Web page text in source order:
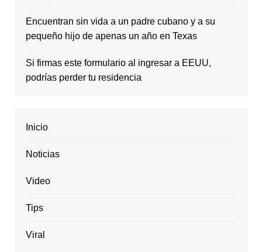
Encuentran sin vida a un padre cubano y a su
pequeño hijo de apenas un año en Texas
Si firmas este formulario al ingresar a EEUU,
podrías perder tu residencia
Inicio
Noticias
Video
Tips
Viral